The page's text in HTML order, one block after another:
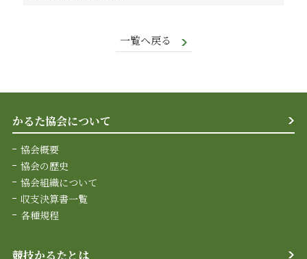
一覧へ戻る
かるた協会について
協会概要
協会の歴史
協会組織について
収支決算書一覧
各種規程
競技かるたとは